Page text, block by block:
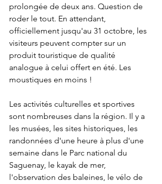
prolongée de deux ans. Question de
roder le tout. En attendant,
officiellement jusqu'au 31 octobre, les
visiteurs peuvent compter sur un
produit touristique de qualité
analogue à celui offert en été. Les
moustiques en moins !
Les activités culturelles et sportives
sont nombreuses dans la région. Il y a
les musées, les sites historiques, les
randonnées d'une heure à plus d'une
semaine dans le Parc national du
Saguenay, le kayak de mer,
l'observation des baleines, le vélo de